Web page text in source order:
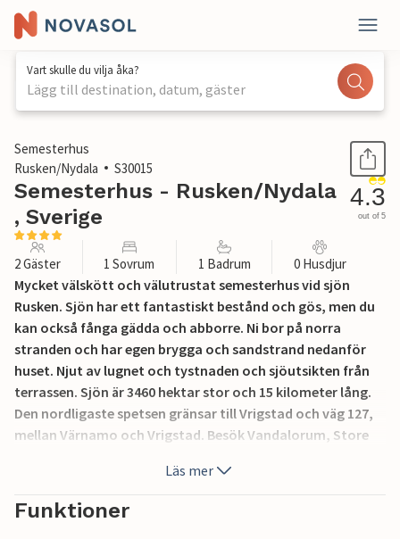
Vart skulle du vilja åka?
Lägg till destination, datum, gäster
1 / 21
Semesterhus
Rusken/Nydala
S30015
Semesterhus - Rusken/Nydala
, Sverige
4.3
out of 5
2 Gäster 1 Sovrum 1 Badrum 0 Husdjur
Mycket välskött och välutrustat semesterhus vid sjön
Rusken. Sjön har ett fantastiskt bestånd och gös, men du
kan också fånga gädda och abborre. Ni bor på norra
stranden och har egen brygga och sandstrand nedanför
huset. Njut av lugnet och tystnaden och sjöutsikten från
terrassen. Sjön är 3460 hektar stor och 15 kilometer lång.
Den nordligaste spetsen gränsar till Vrigstad och väg 127,
mellan Värnamo och Vrigstad. Besök Vandalorum, Store
älgpark i Vrigstad. Nydala klosterkyrka ligger bara några
kilometer bort.
Läs mer
Funktioner